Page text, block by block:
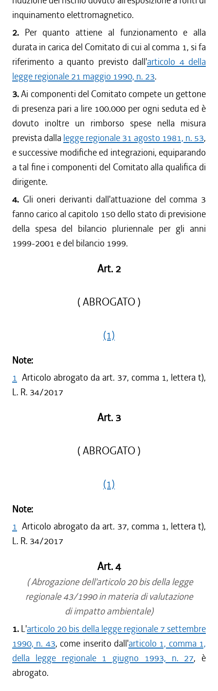
inquinamento elettromagnetico.
2. Per quanto attiene al funzionamento e alla
durata in carica del Comitato di cui al comma 1, si fa
riferimento a quanto previsto dall'articolo 4 della
legge regionale 21 maggio 1990, n. 23.
3.Ai componenti del Comitato compete un gettone
di presenza pari a lire 100.000 per ogni seduta ed è
dovuto inoltre un rimborso spese nella misura
prevista dalla legge regionale 31 agosto 1981, n. 53,
e successive modifiche ed integrazioni, equiparando
a tal fine i componenti del Comitato alla qualifica di
dirigente.
4. Gli oneri derivanti dall'attuazione del comma 3
fanno carico al capitolo 150 dello stato di previsione
della spesa del bilancio pluriennale per gli anni
1999-2001 e del bilancio 1999.
Art. 2
( ABROGATO )
(1)
Note:
1 Articolo abrogato da art. 37, comma 1, lettera t),
L. R. 34/2017
Art. 3
( ABROGATO )
(1)
Note:
1 Articolo abrogato da art. 37, comma 1, lettera t),
L. R. 34/2017
Art. 4
( Abrogazione dell'articolo 20 bis della legge
regionale 43/1990 in materia di valutazione
di impatto ambientale)
1. L'articolo 20 bis della legge regionale 7 settembre
1990, n. 43, come inserito dall'articolo 1, comma 1,
della legge regionale 1 giugno 1993, n. 27, è
abrogato.